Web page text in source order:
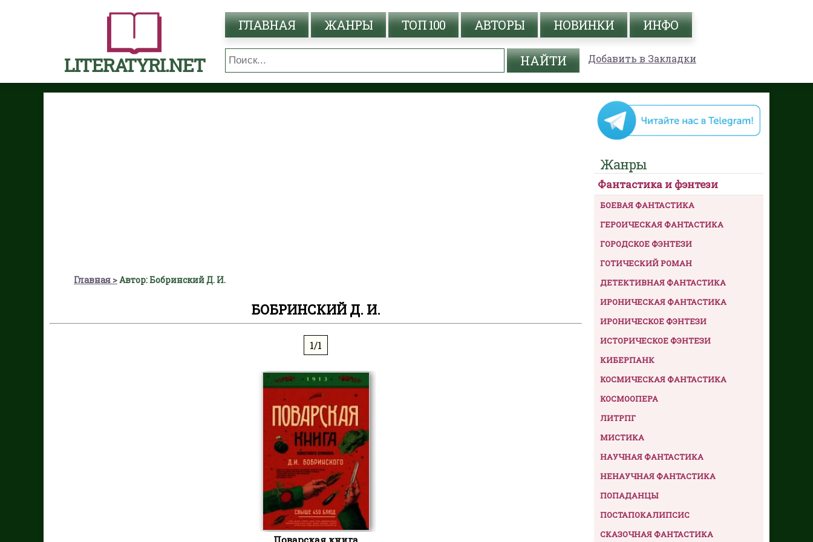
LITERATYRI.NET
ГЛАВНАЯ ЖАНРЫ ТОП 100 АВТОРЫ НОВИНКИ ИНФО
Добавить в Закладки
Главная Автор: Бобринский Д. И.
БОБРИНСКИЙ Д. И.
1/1
Поварская книга
Жанры
Фантастика и фэнтези
БОЕВАЯ ФАНТАСТИКА
ГЕРОИЧЕСКАЯ ФАНТАСТИКА
ГОРОДСКОЕ ФЭНТЕЗИ
ГОТИЧЕСКИЙ РОМАН
ДЕТЕКТИВНАЯ ФАНТАСТИКА
ИРОНИЧЕСКАЯ ФАНТАСТИКА
ИРОНИЧЕСКОЕ ФЭНТЕЗИ
ИСТОРИЧЕСКОЕ ФЭНТЕЗИ
КИБЕРПАНК
КОСМИЧЕСКАЯ ФАНТАСТИКА
КОСМООПЕРА
ЛИТРПГ
МИСТИКА
НАУЧНАЯ ФАНТАСТИКА
НЕНАУЧНАЯ ФАНТАСТИКА
ПОПАДАНЦЫ
ПОСТАПОКАЛИПСИС
СКАЗОЧНАЯ ФАНТАСТИКА